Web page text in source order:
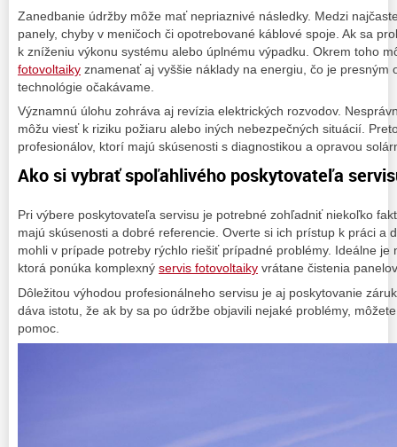
Zanedbanie údržby môže mať nepriaznivé následky. Medzi
panely, chyby v meničoch či opotrebované káblové spoje. Ak sa
k zníženiu výkonu systému alebo úplnému výpadku. Okrem toho
fotovoltaiky znamenať aj vyššie náklady na energiu, čo je presným
technológie očakávame.
Významnú úlohu zohráva aj revízia elektrických rozvodov.
môžu viesť k riziku požiaru alebo iných nebezpečných situácií.
profesionálov, ktorí majú skúsenosti s diagnostikou a opravou
Ako si vybrať spoľahlivého poskytovateľa
Pri výbere poskytovateľa servisu je potrebné zohľadniť niekoľko
majú skúsenosti a dobré referencie. Overte si ich prístup k práci a
mohli v prípade potreby rýchlo riešiť prípadné problémy. Ideálne je
ktorá ponúka komplexný servis fotovoltaiky vrátane čistenia
Dôležitou výhodou profesionálneho servisu je aj poskytovanie
dáva istotu, že ak by sa po údržbe objavili nejaké problémy,
pomoc.